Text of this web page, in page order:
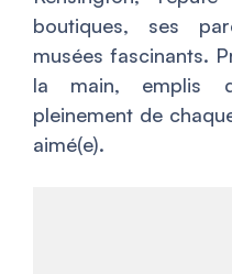
boutiques, ses
musées fascinants.
la main, emplis
pleinement de
aimé(e).